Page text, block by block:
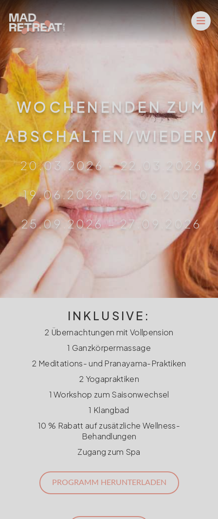
WOCHENENDEN ZUM
ABSCHALTEN/
20.03.2026 – 22.03.2026
19.06.2026 – 21.06.2026
25.09.2026 – 27.09.2026
INKLUSIVE:
2 Übernachtungen mit Vollpension
1 Ganzkörpermassage
2 Meditations- und Pranayama-Praktiken
2 Yogapraktiken
1 Workshop zum Saisonwechsel
1 Klangbad
10 % Rabatt auf zusätzliche Wellness-
Behandlungen
Zugang zum Spa
PROGRAMM HERUNTERLADEN